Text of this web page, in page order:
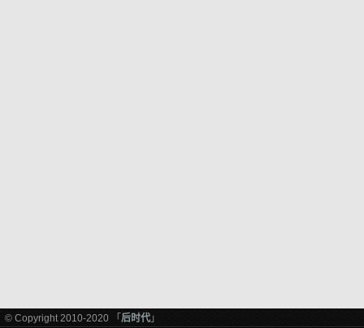
© Copyright 2010-2020 「 后时代 」